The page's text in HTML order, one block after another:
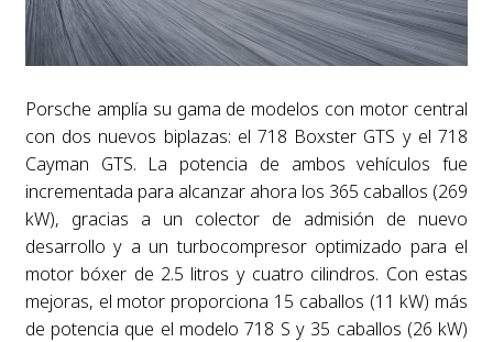
Porsche amplía su gama de modelos con motor central
con dos nuevos biplazas: el 718 Boxster GTS y el 718
Cayman GTS. La potencia de ambos vehículos fue
incrementada para alcanzar ahora los 365 caballos (269
kW), gracias a un colector de admisión de nuevo
desarrollo y a un turbocompresor optimizado para el
motor bóxer de 2.5 litros y cuatro cilindros. Con estas
mejoras, el motor proporciona 15 caballos (11 kW) más
de potencia que el modelo 718 S y 35 caballos (26 kW)